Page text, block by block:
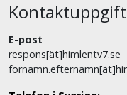
E-post
respons[ät]himlentv7.se